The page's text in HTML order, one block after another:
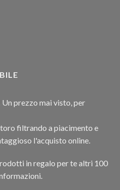
prezzo mai visto, per
filtrando a piacimento e
l'acquisto online.
in regalo per te altri 100